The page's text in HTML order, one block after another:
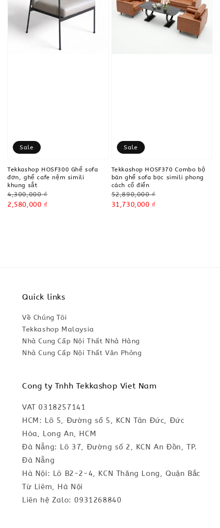
Sale
Tekkashop HOSF300 Ghế sofa
đơn, ghế cafe nệm simili
khung sắt
Regular
price
4,300,000 ₫
Sale
2,580,000 ₫
Sale
Tekkashop HOSF370 Combo bộ
bàn ghế sofa bọc simili phong
cách cổ điển
Regular
price
52,890,000 ₫
Sale
31,730,000 ₫
Quick links
Về Chúng Tôi
Tekkashop Malaysia
Nhà Cung Cấp Nội Thất Nhà Hàng
Nhà Cung Cấp Nội Thất Văn Phòng
Cong ty Tnhh Tekkashop Viet Nam
VAT 0318257141
HCM: Lô 5, Đường số 5, KCN Tân Đức, Đức
Hòa, Long An, HCM
Đà Nẵng: Lô 37, Đường số 2, KCN An Đồn, TP.
Đà Nẵng
Hà Nội: Lô B2-2-4, KCN Thăng Long, Quận Bắc
Từ Liêm, Hà Nội
Liên hệ Zalo: 0931268840